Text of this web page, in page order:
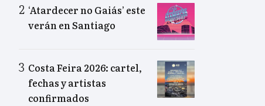
‘Atardecer no Gaiás’ este
verán en Santiago
Costa Feira 2026: cartel,
fechas y artistas
confirmados